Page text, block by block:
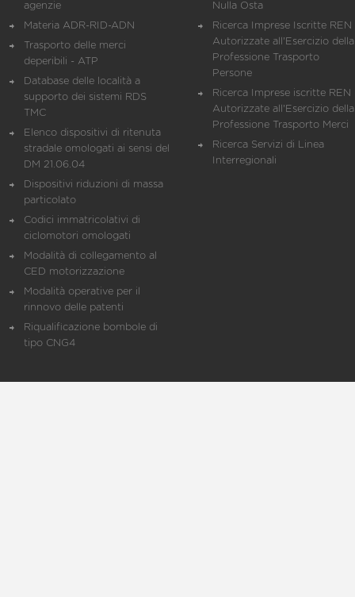
agenzie
Materia ADR-RID-ADN
Trasporto delle merci
deperibili - ATP
Database delle località a
supporto dei sistemi RDS
TMC
Elenco dispositivi di ritenuta
stradale omologati ai sensi del
DM 21.06.04
Dispositivi riduzioni di massa
particolato
Codici immatricolativi di
ciclomotori omologati
Modalità di collegamento al
CED motorizzazione
Modalità operative per il
rinnovo delle patenti
Riqualificazione bombole di
tipo CNG4
Nulla Osta
Ricerca Imprese Iscritte REN
Autorizzate all'Esercizio della
Professione Trasporto
Persone
Ricerca Imprese iscritte REN
Autorizzate all'Esercizio della
Professione Trasporto Merci
Ricerca Servizi di Linea
Interregionali